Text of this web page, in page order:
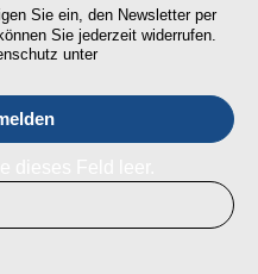
Sie ein, den Newsletter per
Sie jederzeit widerrufen.
unter